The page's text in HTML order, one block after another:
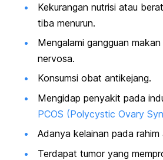
Kekurangan nutrisi atau
tiba menurun.
Mengalami gangguan
nervosa.
Konsumsi obat antikejang.
Mengidap penyakit pada
PCOS (Polycystic Ovary
Adanya kelainan pada rahim
Terdapat tumor yang